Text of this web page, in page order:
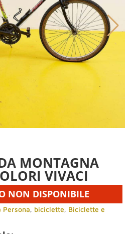
MONTAGNA
VIVACI
NON DISPONIBILE
, biciclette, Biciclette e